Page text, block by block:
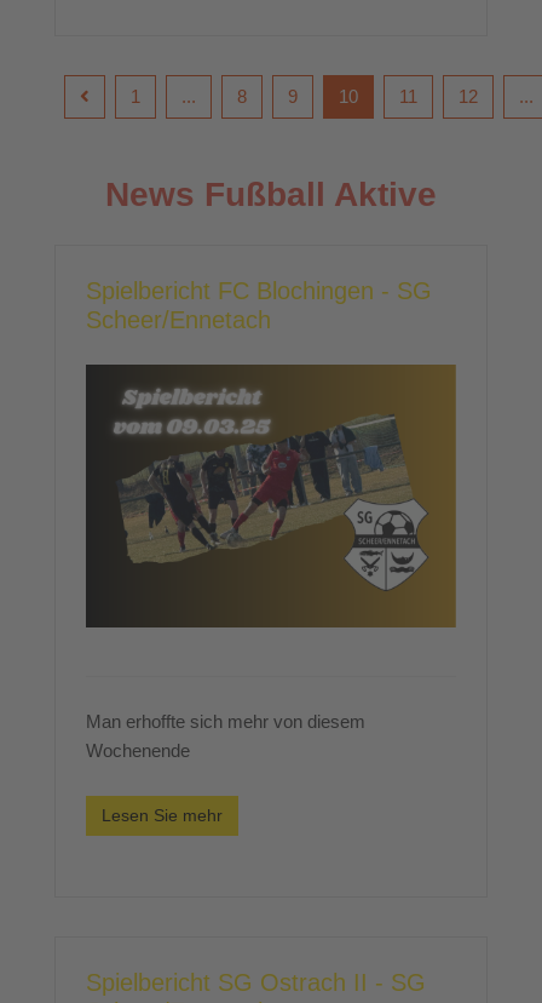
1 ... 8 9 10 11 12 ...
News Fußball Aktive
Spielbericht FC Blochingen - SG
Scheer/Ennetach
Man erhoffte sich mehr von diesem
Wochenende
Lesen Sie mehr
Spielbericht SG Ostrach II - SG